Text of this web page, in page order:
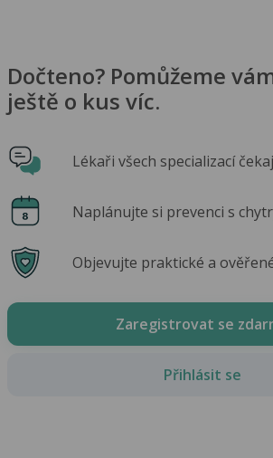
Dočteno? Pomůžeme
ještě o kus víc.
Lékaři všech specializací
Naplánujte si prevenci s
Objevujte praktické a
Zaregistrovat se
Přihlásit se